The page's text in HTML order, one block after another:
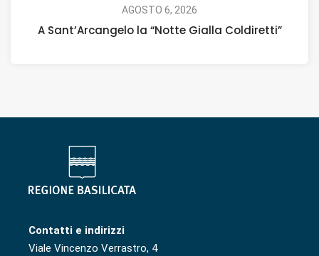
AGOSTO 6, 2026
A Sant’Arcangelo la “Notte Gialla Coldiretti”
Contatti e indirizzi
Viale Vincenzo Verrastro, 4